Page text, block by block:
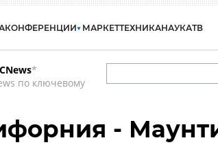
КОНФЕРЕНЦИИ МАРКЕТТЕХНИКАНАУКАТВ
*
по ключевому
-